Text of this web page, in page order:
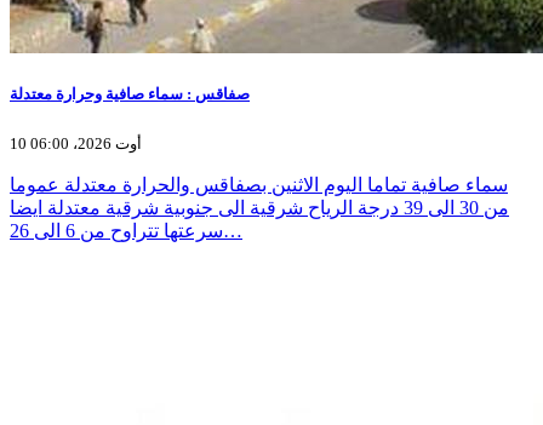
صفاقس : سماء صافية وحرارة معتدلة
10 أوت 2026، 06:00
سماء صافية تماما اليوم الاثنين بصفاقس والحرارة معتدلة عموما
من 30 الى 39 درجة الرياح شرقية الى جنوبية شرقية معتدلة ايضا
سرعتها تتراوح من 6 الى 26…